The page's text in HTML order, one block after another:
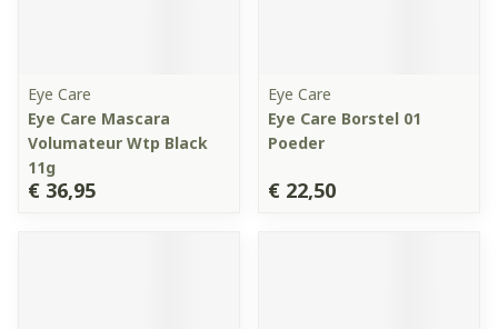
Eye Care
Eye Care Mascara
Volumateur Wtp Black
11g
€ 36,95
Eye Care
Eye Care Borstel 01
Poeder
€ 22,50